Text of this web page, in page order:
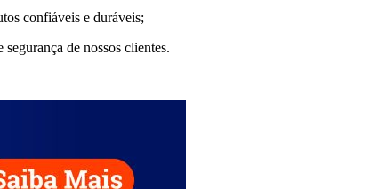
confiáveis e duráveis;
de nossos clientes.